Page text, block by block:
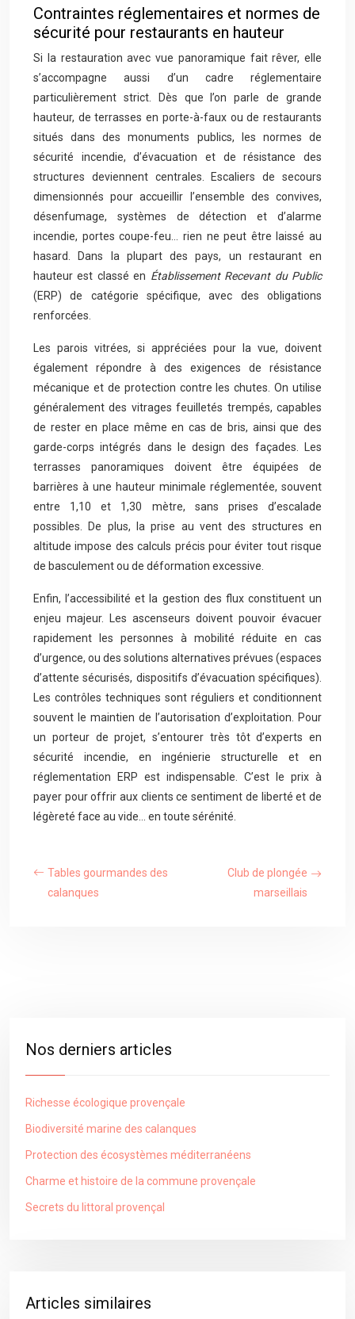
Contraintes réglementaires et normes de
sécurité pour restaurants en hauteur
Si la restauration avec vue panoramique fait rêver, elle
s’accompagne aussi d’un cadre réglementaire
particulièrement strict. Dès que l’on parle de grande
hauteur, de terrasses en porte-à-faux ou de restaurants
situés dans des monuments publics, les normes de
sécurité incendie, d’évacuation et de résistance des
structures deviennent centrales. Escaliers de secours
dimensionnés pour accueillir l’ensemble des convives,
désenfumage, systèmes de détection et d’alarme
incendie, portes coupe-feu… rien ne peut être laissé au
hasard. Dans la plupart des pays, un restaurant en
hauteur est classé en Établissement Recevant du Public
(ERP) de catégorie spécifique, avec des obligations
renforcées.
Les parois vitrées, si appréciées pour la vue, doivent
également répondre à des exigences de résistance
mécanique et de protection contre les chutes. On utilise
généralement des vitrages feuilletés trempés, capables
de rester en place même en cas de bris, ainsi que des
garde-corps intégrés dans le design des façades. Les
terrasses panoramiques doivent être équipées de
barrières à une hauteur minimale réglementée, souvent
entre 1,10 et 1,30 mètre, sans prises d’escalade
possibles. De plus, la prise au vent des structures en
altitude impose des calculs précis pour éviter tout risque
de basculement ou de déformation excessive.
Enfin, l’accessibilité et la gestion des flux constituent un
enjeu majeur. Les ascenseurs doivent pouvoir évacuer
rapidement les personnes à mobilité réduite en cas
d’urgence, ou des solutions alternatives prévues (espaces
d’attente sécurisés, dispositifs d’évacuation spécifiques).
Les contrôles techniques sont réguliers et conditionnent
souvent le maintien de l’autorisation d’exploitation. Pour
un porteur de projet, s’entourer très tôt d’experts en
sécurité incendie, en ingénierie structurelle et en
réglementation ERP est indispensable. C’est le prix à
payer pour offrir aux clients ce sentiment de liberté et de
légèreté face au vide… en toute sérénité.
Tables gourmandes des
calanques
Club de plongée
marseillais
Nos derniers articles
Richesse écologique provençale
Biodiversité marine des calanques
Protection des écosystèmes méditerranéens
Charme et histoire de la commune provençale
Secrets du littoral provençal
Articles similaires